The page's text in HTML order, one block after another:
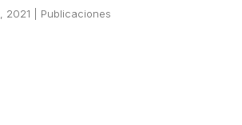
2021 Publicaciones